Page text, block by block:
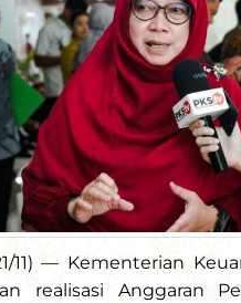
11) — Kementerian
realisasi Anggaran